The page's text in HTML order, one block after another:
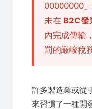
00000000
未在 B2C發
內完成傳輸
罰的嚴峻稅
許多製造業或從
來習慣了一種開